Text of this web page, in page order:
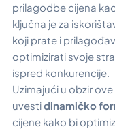
prilagodbe cijena
ključna je za
koji prate i
optimizirati svoje
ispred konkurencije.
Uzimajući u obzir
uvestidinamičko
cijene kako bi